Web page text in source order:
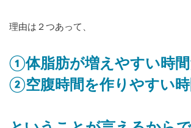
理由は２つあって、
①体脂肪が増えやすい時間
②空腹時間を作りやすい時